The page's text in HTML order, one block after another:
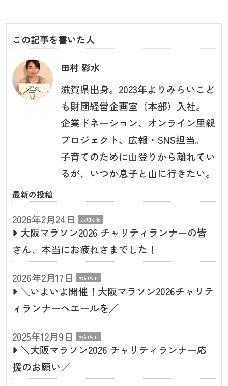
この記事を書いた人
田村 彩水
滋賀県出身。2023年よりみらいこど
も財団経営企画室（本部）入社。
企業ドネーション、オンライン里親
プロジェクト、広報・SNS担当。
子育てのために山登りから離れてい
るが、いつか息子と山に行きたい。
最新の投稿
2026年2月24日 お知らせ
大阪マラソン2026 チャリティランナーの皆
さん、本当にお疲れさまでした！
2026年2月17日
お知らせ
＼いよいよ開催！大阪マラソン2026チャリテ
ィランナーへエールを／
2025年12月9日
お知らせ
＼大阪マラソン2026 チャリティランナー応
援のお願い／